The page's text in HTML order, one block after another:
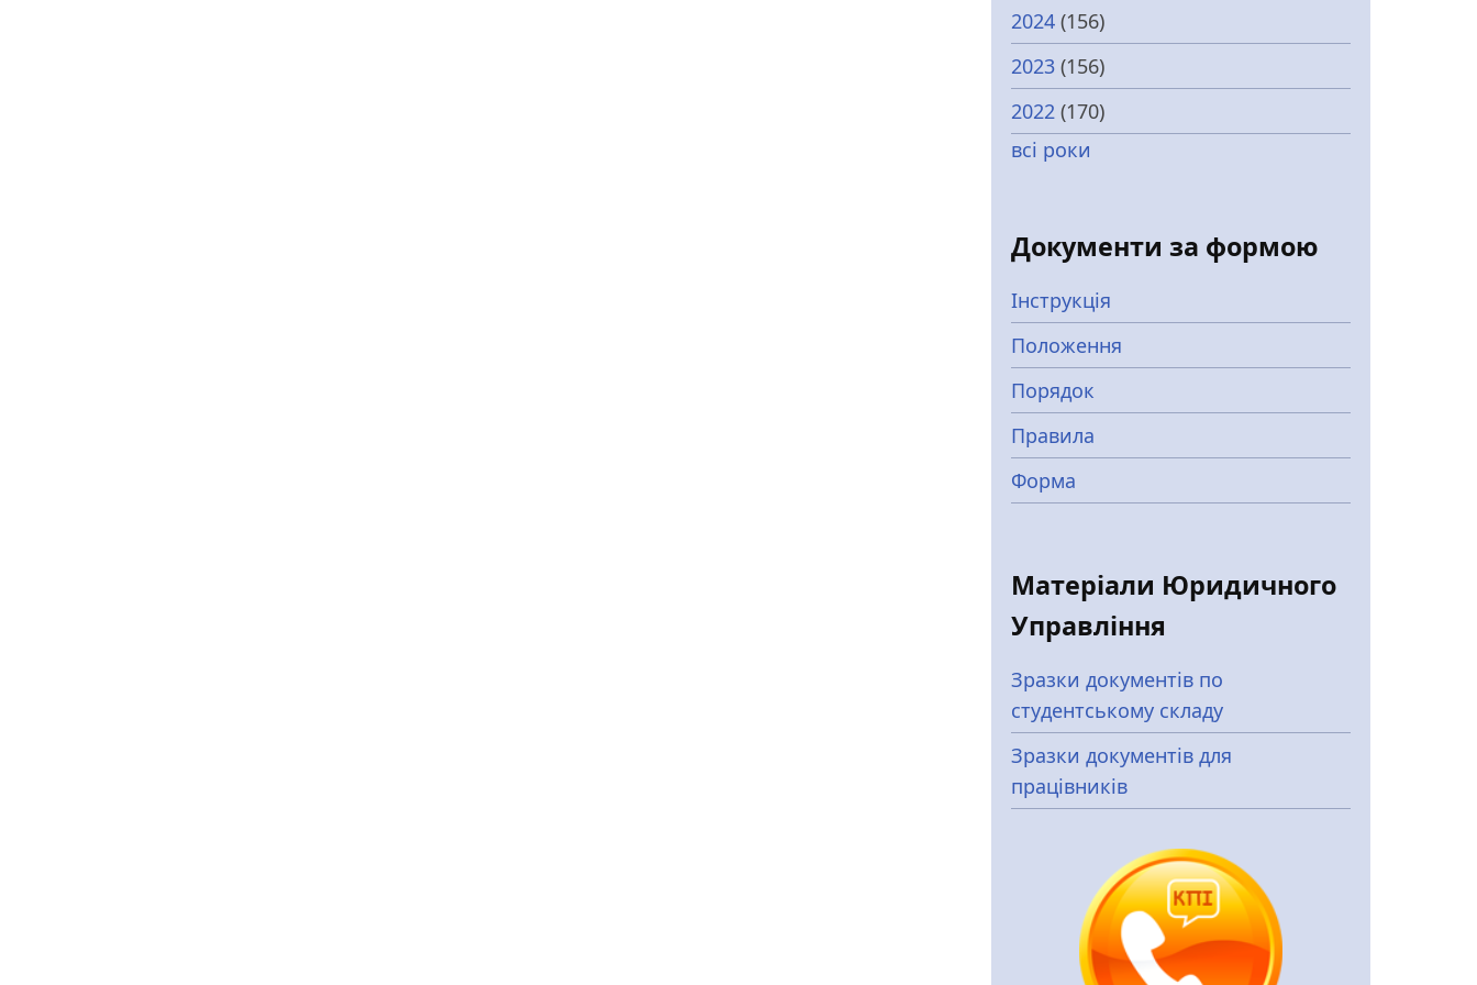
2024 (156)
2023 (156)
2022 (170)
всі роки
Документи за формою
Інструкція
Положення
Порядок
Правила
Форма
Матеріали Юридичного
Управління
Зразки документів по
студентському складу
Зразки документів для
працівників